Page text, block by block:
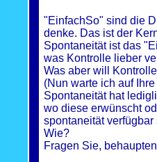
"EinfachSo" sind die
denke. Das ist der
Spontaneität ist das
was Kontrolle lieber
Was aber will
(Nun warte ich auf
Spontaneität hat
wo diese erwünscht
spontaneität verfügbar
Wie?
Fragen Sie,